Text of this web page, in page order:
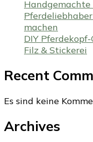
machen
DIY
Filz & Stickerei
Recent
Es sind keine
Archives